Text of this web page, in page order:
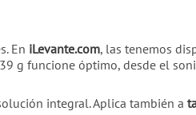
En iLevante.com, las tenemos
g funcione óptimo, desde el
integral. Aplica también a